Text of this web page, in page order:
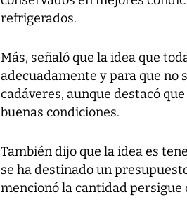
refrigerados.
Más, señaló que la idea que
adecuadamente y para que no
cadáveres, aunque destacó
buenas condiciones.
También dijo que la idea es
se ha destinado un
mencionó la cantidad persigue